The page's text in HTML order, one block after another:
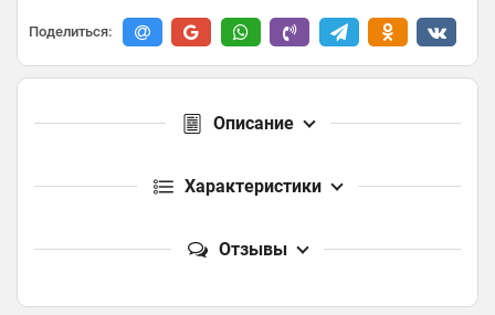
Поделиться:
Описание
Характеристики
Отзывы